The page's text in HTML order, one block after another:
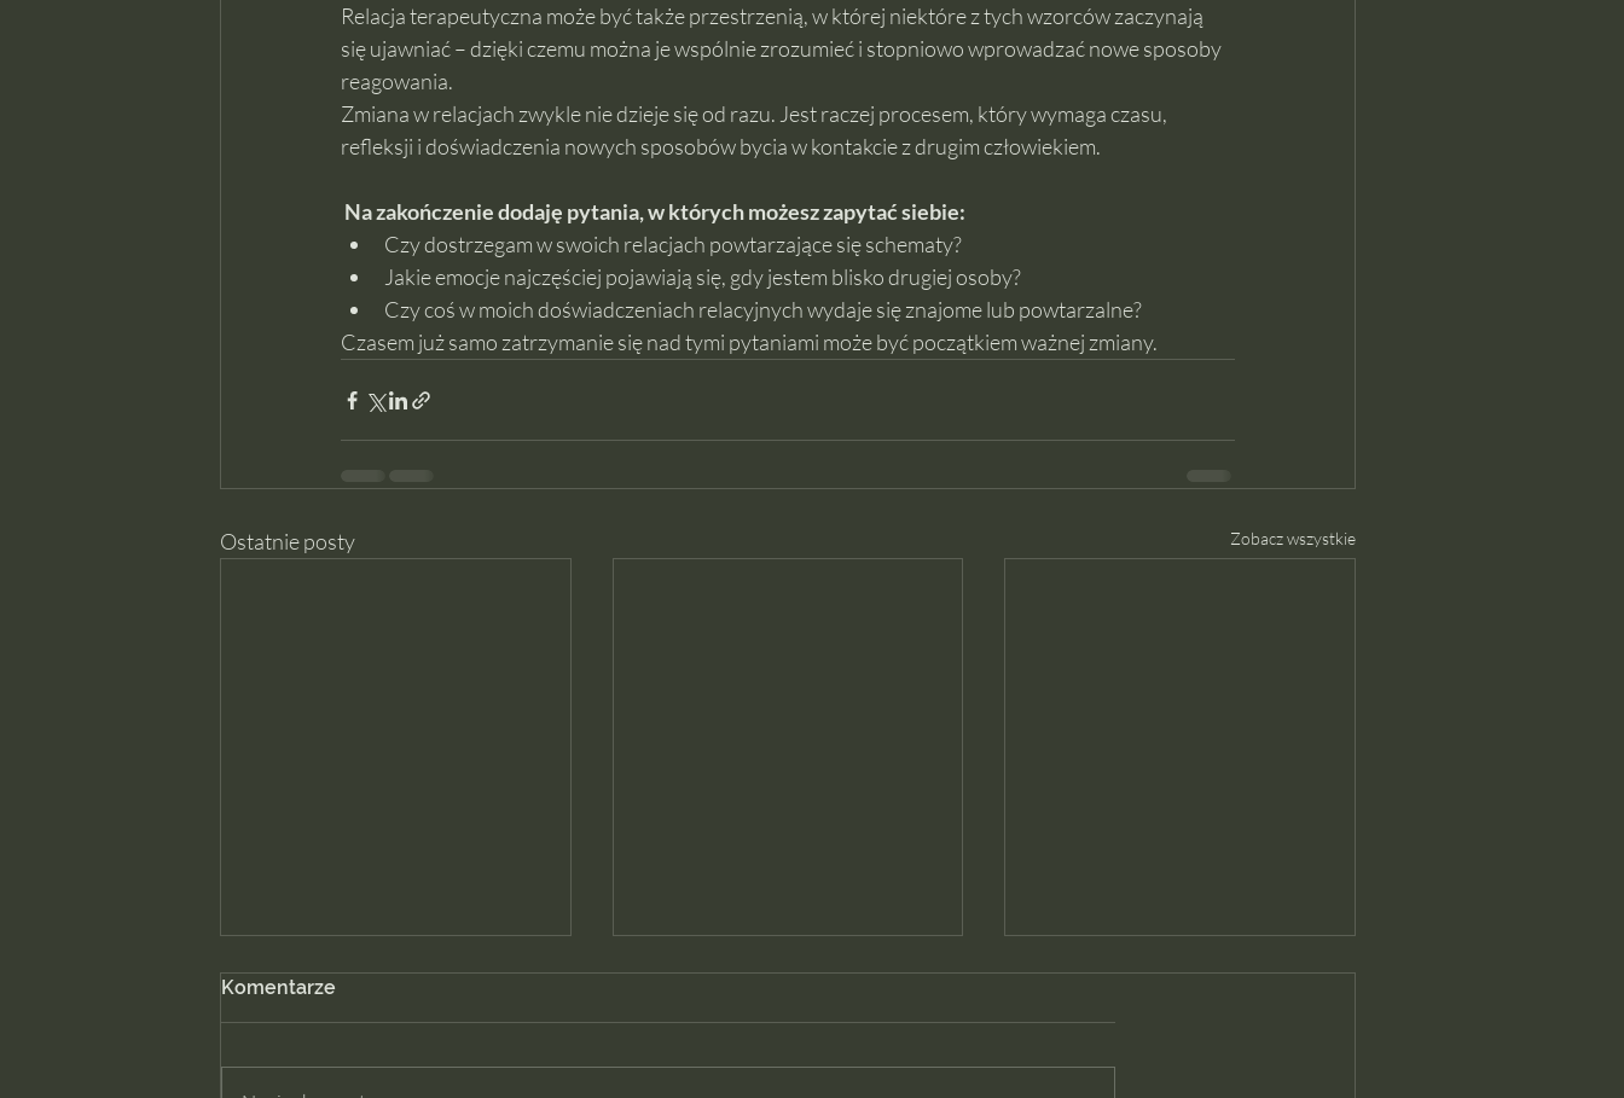
Relacja terapeutyczna może być także przestrzenią, w której niektóre z tych wzorców zaczynają
się ujawniać – dzięki czemu można je wspólnie zrozumieć i stopniowo wprowadzać nowe sposoby
reagowania.
Zmiana w relacjach zwykle nie dzieje się od razu. Jest raczej procesem, który wymaga czasu,
refleksji i doświadczenia nowych sposobów bycia w kontakcie z drugim człowiekiem.
Na zakończenie dodaję pytania, w których możesz zapytać siebie:
Czy dostrzegam w swoich relacjach powtarzające się schematy?
Jakie emocje najczęściej pojawiają się, gdy jestem blisko drugiej osoby?
Czy coś w moich doświadczeniach relacyjnych wydaje się znajome lub powtarzalne?
Czasem już samo zatrzymanie się nad tymi pytaniami może być początkiem ważnej zmiany.
Ostatnie posty Zobacz wszystkie
Komentarze